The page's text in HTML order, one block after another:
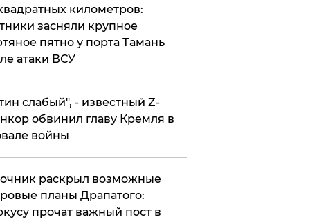
километров:
засняли крупное
пятно у порта Тамань
атаки ВСУ
слабый", - известный Z-
обвинил главу Кремля в
войны
раскрыл возможные
планы Драпатого:
прочат важный пост в